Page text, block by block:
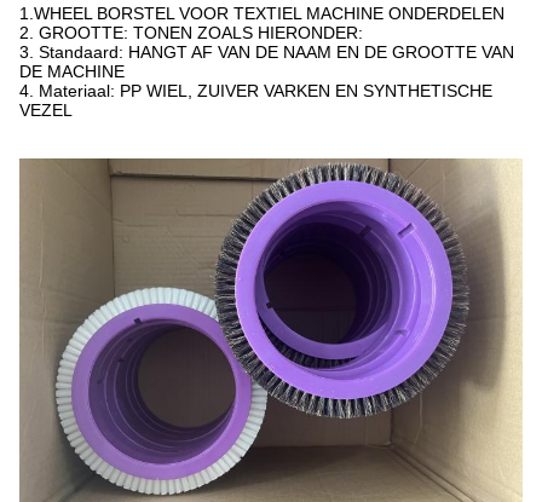
1.WHEEL BORSTEL VOOR TEXTIEL MACHINE ONDERDELEN
2. GROOTTE: TONEN ZOALS HIERONDER:
3. Standaard: HANGT AF VAN DE NAAM EN DE GROOTTE VAN
DE MACHINE
4. Materiaal: PP WIEL, ZUIVER VARKEN EN SYNTHETISCHE
VEZEL